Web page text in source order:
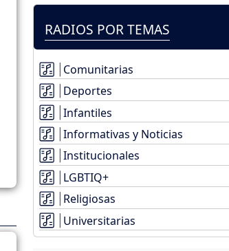
RADIOS POR TEMAS
Comunitarias
Deportes
Infantiles
Informativas y Noticias
Institucionales
LGBTIQ+
Religiosas
Universitarias